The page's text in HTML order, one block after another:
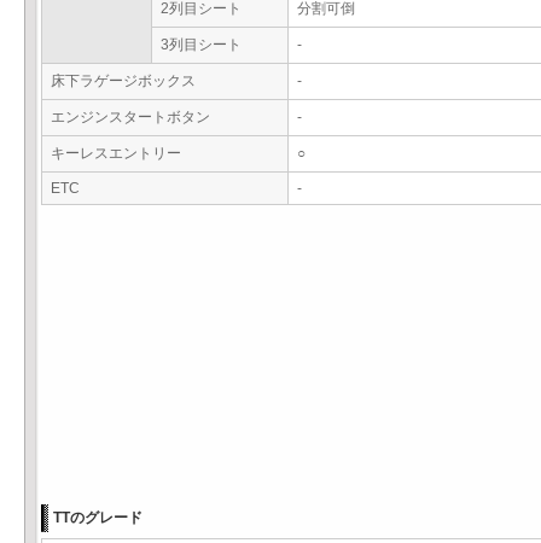
2列目シート 分割可倒
3列目シート -
床下ラゲージボックス -
エンジンスタートボタン -
キーレスエントリー ○
ETC -
TTのグレード